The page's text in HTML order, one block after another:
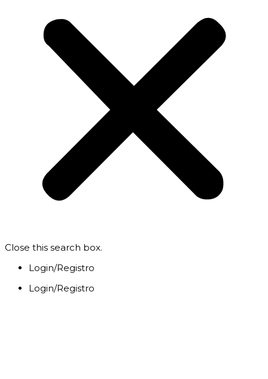
Close this search box.
Login/Registro
Login/Registro